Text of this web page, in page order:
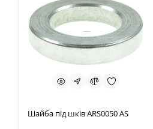
Шайба під шків ARS0050 AS